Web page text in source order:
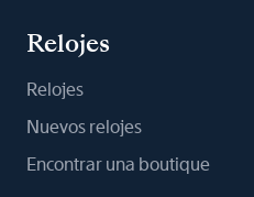
Relojes
Relojes
Nuevos relojes
Encontrar una boutique